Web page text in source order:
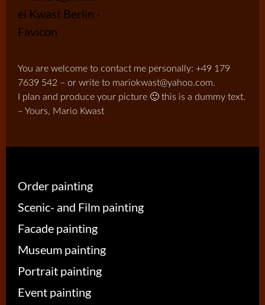
You are welcome to contact me personally: +49 179
7639 542 – or write to mariokwast@yahoo.com.
I plan and produce your picture 🙂 this is a dummy text.
– Yours, Mario Kwast
Order painting
Scenic- and Film painting
Facade painting
Museum painting
Portrait painting
Event painting